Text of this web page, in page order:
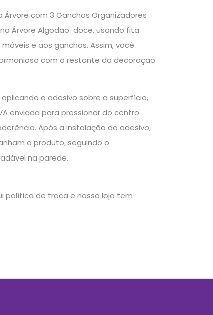
com 3 Ganchos Organizadores
Árvore Algodão-doce, usando fita
e aos ganchos. Assim, você
com o restante da decoração
o adesivo sobre a superfície,
enviada para pressionar do centro
Após a instalação do adesivo,
o produto, seguindo o
na parede.
política de troca e nossa loja tem